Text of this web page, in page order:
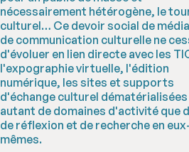
nécessairement hétérogène, le
culturel… Ce devoir social de
de communication culturelle ne
d'évoluer en lien directe avec les
l'expographie virtuelle, l'édition
numérique, les sites et supports
d'échange culturel
autant de domaines d'activité que
de réflexion et de recherche en
mêmes.